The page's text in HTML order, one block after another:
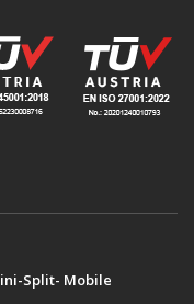
Split- Mobile